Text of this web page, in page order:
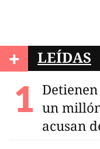
+ LEÍDAS
un
acusan